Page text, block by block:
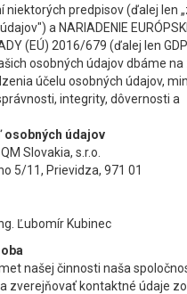
niektorých predpisov (ďalej len
a NARIADENIE
(EÚ) 2016/679 (ďalej len
osobných údajov dbáme
účelu osobných údajov,
integrity, dôvernosti a
osobných údajov
Slovakia, s.r.o.
5/11, Prievidza, 971 01
Ľubomír Kubinec
našej činnosti naša
zverejňovať kontaktné údaje